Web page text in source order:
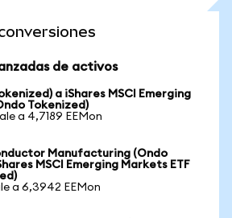
de activos
a iShares MSCI Emerging
Tokenized)
a 4,7189 EEMon
Manufacturing (Ondo
MSCI Emerging Markets ETF
a 6,3942 EEMon